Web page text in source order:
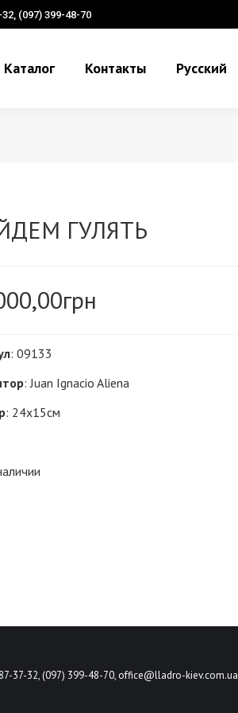
(097) 399-48-70
Каталог Контакты Русский
ГУЛЯТЬ
грн
: 09133
: Juan Ignacio Aliena
: 24х15см
37-32, (097) 399-48-70, office@lladro-kiev.com.ua